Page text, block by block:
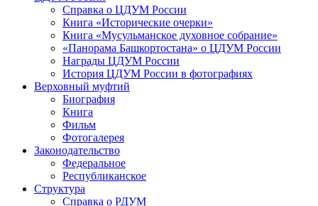
Справка о ЦДУМ России
Книга «Исторические очерки»
Книга «Мусульманское духовное собрание»
«Панорама Башкортостана» о ЦДУМ России
Награды ЦДУМ России
История ЦДУМ России в фотографиях
Верховный муфтий
Биография
Книга
Фильм
Фотогалерея
Законодательство
Федеральное
Республиканское
Структура
Справка о РДУМ